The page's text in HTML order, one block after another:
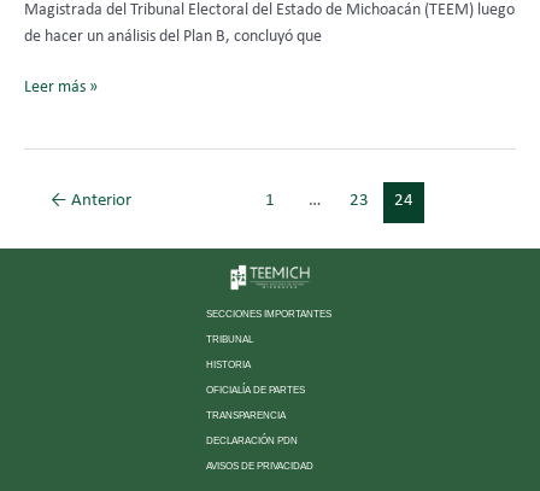
Magistrada del Tribunal Electoral del Estado de Michoacán (TEEM) luego
de hacer un análisis del Plan B, concluyó que
Leer más »
← Anterior 1 … 23 24
SECCIONES IMPORTANTES
TRIBUNAL
HISTORIA
OFICIALÍA DE PARTES
TRANSPARENCIA
DECLARACIÓN PDN
AVISOS DE PRIVACIDAD